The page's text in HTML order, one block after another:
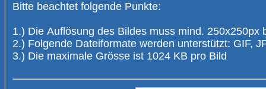
Bitte beachtet folgende Punkte:
1.) Die Auflösung des Bildes muss mind. 250x250px
2.) Folgende Dateiformate werden unterstützt: GIF,
3.) Die maximale Grösse ist 1024 KB pro Bild